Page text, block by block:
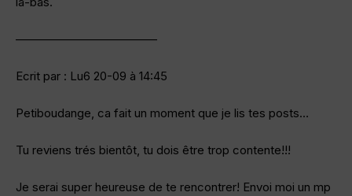
————————————
Ecrit par : Lu6 20-09 à 14:45
Petiboudange, ca fait un moment que je lis tes posts…
Tu reviens trés bientôt, tu dois être trop contente!!!
Je serai super heureuse de te rencontrer! Envoi moi un mp